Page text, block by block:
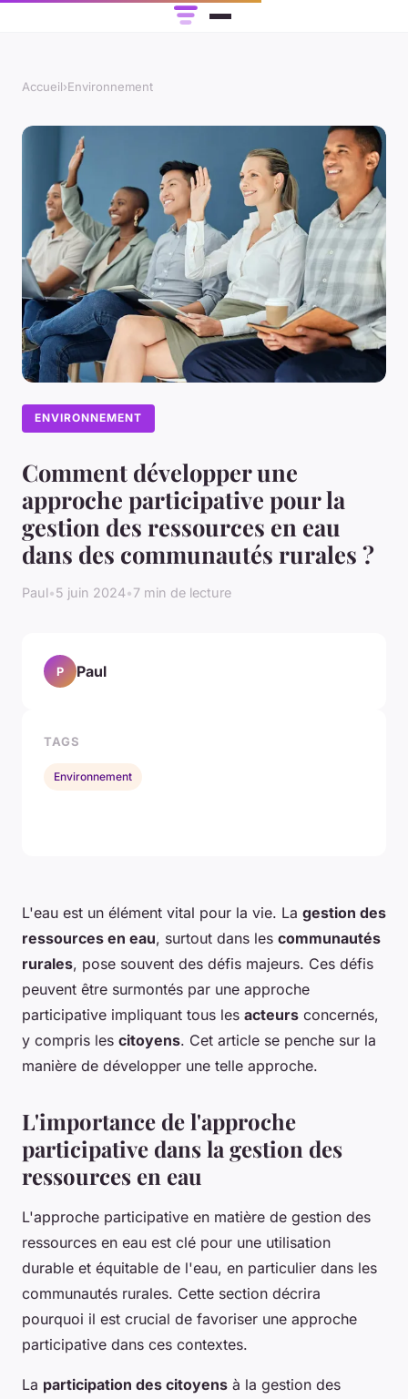
Accueil›Environnement
ENVIRONNEMENT
Comment développer une
approche participative pour la
gestion des ressources en eau
dans des communautés rurales ?
Paul•5 juin 2024•7 min de lecture
L'eau est un élément vital pour la vie. La gestion des
ressources en eau, surtout dans les communautés
rurales, pose souvent des défis majeurs. Ces défis
peuvent être surmontés par une approche
participative impliquant tous les acteurs concernés,
y compris les citoyens. Cet article se penche sur la
manière de développer une telle approche.
L'importance de l'approche
participative dans la gestion des
ressources en eau
L'approche participative en matière de gestion des
ressources en eau est clé pour une utilisation
durable et équitable de l'eau, en particulier dans les
communautés rurales. Cette section décrira
pourquoi il est crucial de favoriser une approche
participative dans ces contextes.
La participation des citoyens à la gestion des
P Paul
TAGS
Environnement